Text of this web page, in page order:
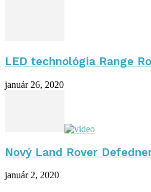
LED technológia Range
január 26, 2020
Nový Land Rover
január 2, 2020